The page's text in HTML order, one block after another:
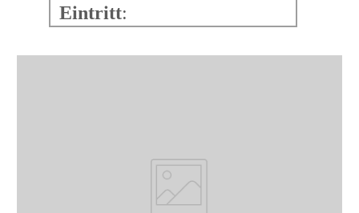
Eintritt: